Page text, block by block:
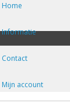
Home
Informatie
Contact
Mijn account